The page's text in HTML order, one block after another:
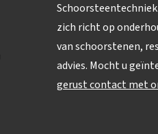
zich richt op
van schoorstenen,
advies. Mocht u
gerust contact met